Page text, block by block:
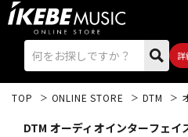
TOP ONLINE STORE DTM
DTM オーディオインターフェイ